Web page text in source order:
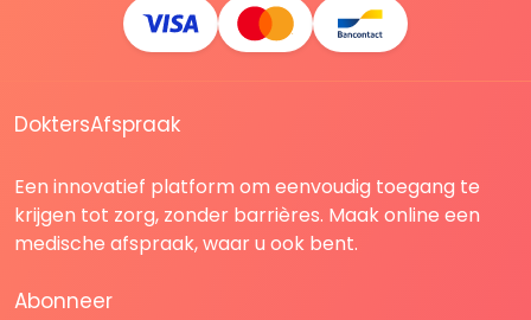
DoktersAfspraak
Een innovatief platform om eenvoudig toegang te
krijgen tot zorg, zonder barrières. Maak online een
medische afspraak, waar u ook bent.
Abonneer